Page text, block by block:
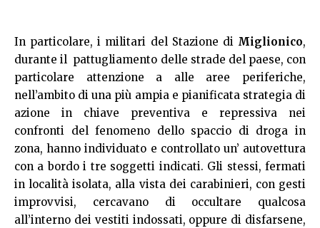
In particolare, i militari del Stazione di Miglionico,
durante il pattugliamento delle strade del paese, con
particolare attenzione a alle aree periferiche,
nell’ambito di una più ampia e pianificata strategia di
azione in chiave preventiva e repressiva nei
confronti del fenomeno dello spaccio di droga in
zona, hanno individuato e controllato un’ autovettura
con a bordo i tre soggetti indicati. Gli stessi, fermati
in località isolata, alla vista dei carabinieri, con gesti
improvvisi, cercavano di occultare qualcosa
all’interno dei vestiti indossati, oppure di disfarsene,